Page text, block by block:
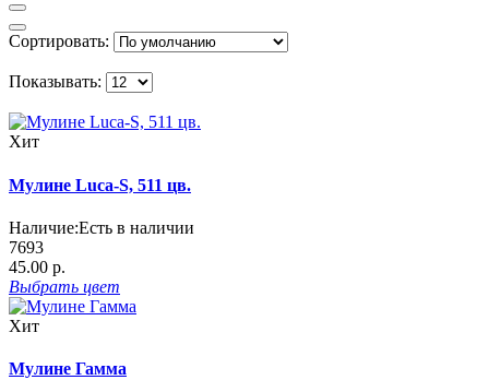
Сортировать:
Показывать:
Хит
Мулине Luca-S, 511 цв.
Наличие:Есть в наличии
7693
45.00 р.
Выбрать цвет
Хит
Мулине Гамма